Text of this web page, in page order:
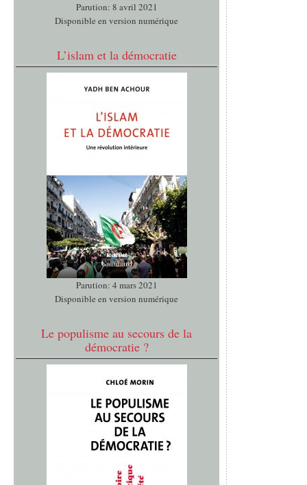
Parution: 8 avril 2021
Disponible en version numérique
L’islam et la démocratie
Parution: 4 mars 2021
Disponible en version numérique
Le populisme au secours de la
démocratie ?